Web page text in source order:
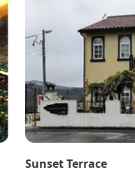
Sunset Terrace